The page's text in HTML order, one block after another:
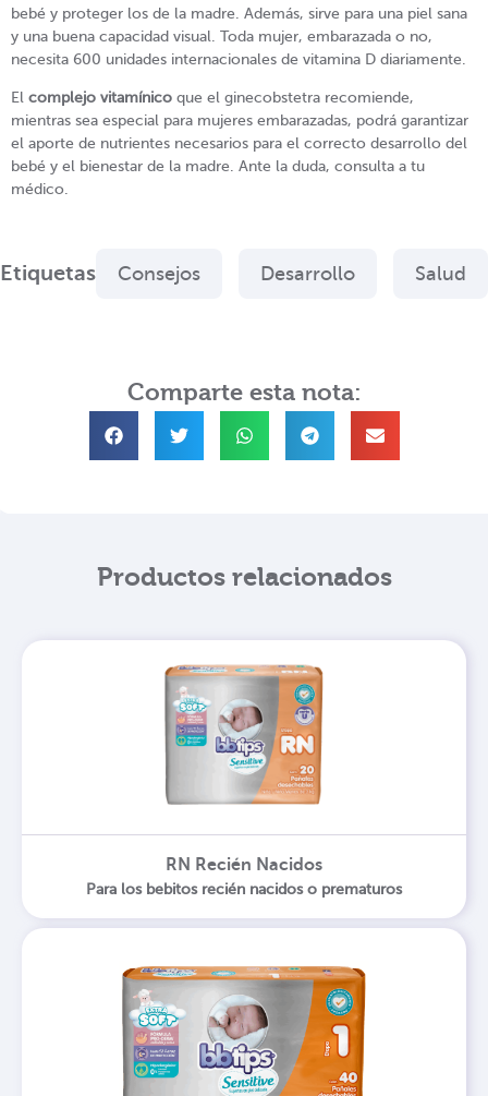
bebé y proteger los de la madre. Además, sirve para una piel sana
y una buena capacidad visual. Toda mujer, embarazada o no,
necesita 600 unidades internacionales de vitamina D diariamente.
El complejo vitamínico que el ginecobstetra recomiende,
mientras sea especial para mujeres embarazadas, podrá garantizar
el aporte de nutrientes necesarios para el correcto desarrollo del
bebé y el bienestar de la madre. Ante la duda, consulta a tu
médico.
Etiquetas Consejos Desarrollo Salud
Comparte esta nota:
Productos relacionados
RN Recién Nacidos
Para los bebitos recién nacidos o prematuros